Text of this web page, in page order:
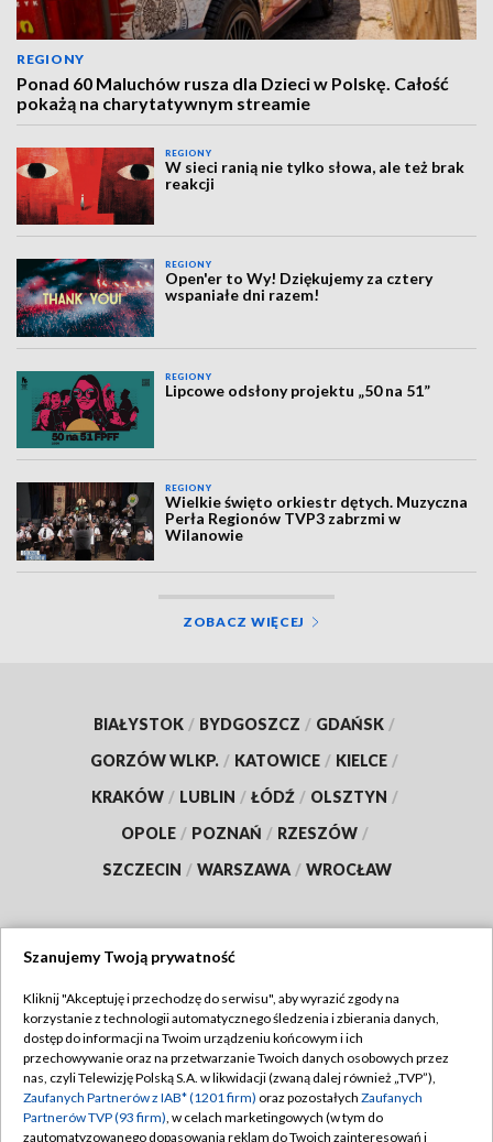
REGIONY
Ponad 60 Maluchów rusza dla Dzieci w Polskę. Całość
pokażą na charytatywnym streamie
REGIONY
W sieci ranią nie tylko słowa, ale też brak
reakcji
REGIONY
Open'er to Wy! Dziękujemy za cztery
wspaniałe dni razem!
REGIONY
Lipcowe odsłony projektu „50 na 51”
REGIONY
Wielkie święto orkiestr dętych. Muzyczna
Perła Regionów TVP3 zabrzmi w
Wilanowie
ZOBACZ WIĘCEJ
BIAŁYSTOK / BYDGOSZCZ / GDAŃSK /
GORZÓW WLKP. / KATOWICE / KIELCE /
KRAKÓW / LUBLIN / ŁÓDŹ / OLSZTYN /
OPOLE / POZNAŃ / RZESZÓW /
SZCZECIN / WARSZAWA / WROCŁAW
TVP
Abonament TVP
Emisja w TVP
Centrum informacji TVP
Regulamin TVP
Polityka prywatności
Moje zgody
Szanujemy Twoją prywatność
Kliknij "Akceptuję i przechodzę do serwisu", aby wyrazić zgody na
korzystanie z technologii automatycznego śledzenia i zbierania danych,
dostęp do informacji na Twoim urządzeniu końcowym i ich
przechowywanie oraz na przetwarzanie Twoich danych osobowych przez
nas, czyli Telewizję Polską S.A. w likwidacji (zwaną dalej również „TVP”),
Zaufanych Partnerów z IAB* (1201 firm) oraz pozostałych Zaufanych
Partnerów TVP (93 firm), w celach marketingowych (w tym do
zautomatyzowanego dopasowania reklam do Twoich zainteresowań i